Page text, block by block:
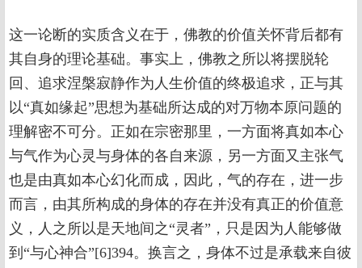
这一论断的实质含义在于，佛教的价值关怀背后都有
其自身的理论基础。事实上，佛教之所以将摆脱轮
回、追求涅槃寂静作为人生价值的终极追求，正与其
以“真如缘起”思想为基础所达成的对万物本原问题的
理解密不可分。正如在宗密那里，一方面将真如本心
与气作为心灵与身体的各自来源，另一方面又主张气
也是由真如本心幻化而成，因此，气的存在，进一步
而言，由其所构成的身体的存在并没有真正的价值意
义，人之所以是天地间之“灵者”，只是因为人能够做
到“与心神合”[6]394。换言之，身体不过是承载来自彼